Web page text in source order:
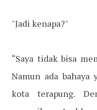
"Jadi kenapa?"
“Saya tidak bisa
Namun ada bahaya
kota terapung.